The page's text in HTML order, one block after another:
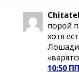
Chitatel
порой
хотя
10:50 ПП